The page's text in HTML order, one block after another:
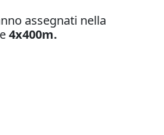
assegnati nella
4x400m.